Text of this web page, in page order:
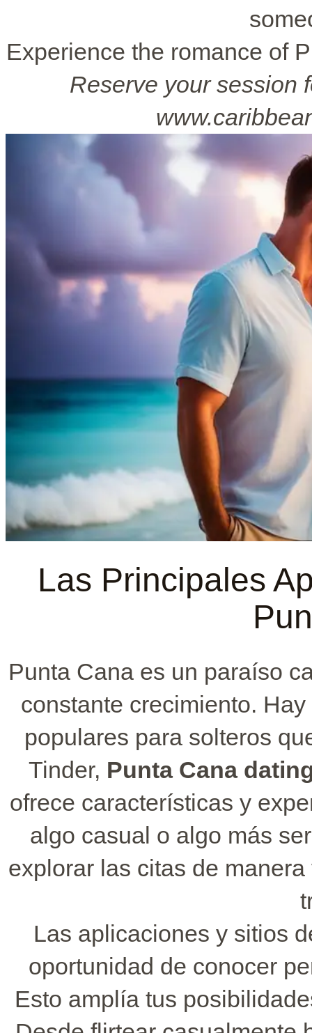
Experience the romance of
Reserve your session
Las Principales
Punta Cana es un paraíso
constante crecimiento.
populares para solteros
Tinder, Punta Cana
ofrece características y
algo casual o algo más
explorar las citas de
Las aplicaciones y sitios
oportunidad de conocer
Esto amplía tus